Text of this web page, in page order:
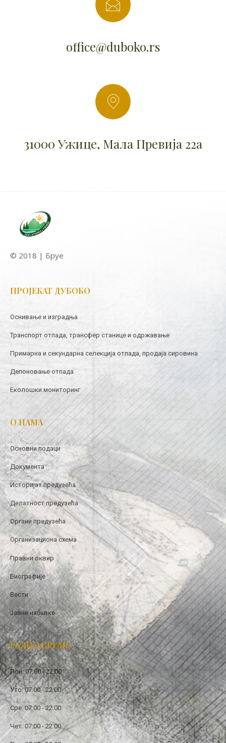
office@duboko.rs
31000 Ужице, Мала Превија 22а
© 2018 | Бруе
ПРОЈЕКАТ ДУБОКО
Оснивање и изградња
Транспорт отпада, трансфер станице и одржавање
Примарна и секундарна селекција отпада, продаја сировина
Депоновање отпада
Еколошки мониторинг
О НАМА
Основни подаци
Документа
Историјат предузећа
Делатност предузећа
Органи предузећа
Организациона схема
Правни оквир
Биографије
Вести
Јавне набавке
РАДНО ВРЕМЕ
Пон: 07:00 - 22:00
Уто: 07:00 - 22:00
Сре: 07:00 - 22:00
Чет: 07:00 - 22:00